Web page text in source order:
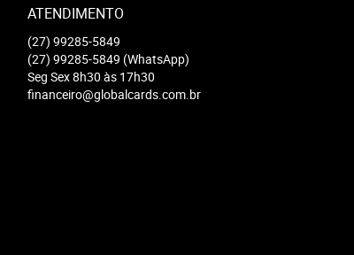
ATENDIMENTO
(27) 99285-5849
(27) 99285-5849 (WhatsApp)
Seg Sex 8h30 às 17h30
financeiro@globalcards.com.br